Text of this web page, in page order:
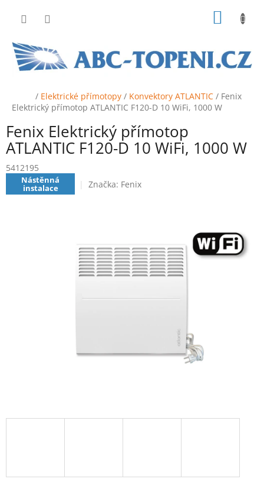
Domů
/ Elektrické přímotopy / Konvektory ATLANTIC / Fenix
Elektrický přímotop ATLANTIC F120-D 10 WiFi, 1000 W
Fenix Elektrický přímotop
ATLANTIC F120-D 10 WiFi, 1000 W
5412195
Nástěnná
instalace Značka: Fenix